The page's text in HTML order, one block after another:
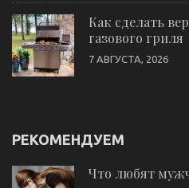
Как сделать
газового гриля
7 АВГУСТА, 2026
РЕКОМЕНДУЕМ
Что любят